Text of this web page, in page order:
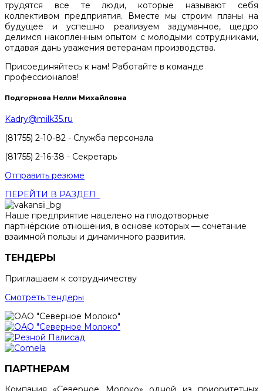
трудятся все те люди, которые называют себя
коллективом предприятия. Вместе мы строим планы на
будущее и успешно реализуем задуманное, щедро
делимся накопленным опытом с молодыми сотрудниками,
отдавая дань уважения ветеранам производства.
Присоединяйтесь к нам! Работайте в команде
профессионалов!
Подгорнова Нелли Михайловна
Kadry@milk35.ru
(81755) 2-10-82 - Служба персонала
(81755) 2-16-38 - Секретарь
Отправить резюме
ПЕРЕЙТИ В РАЗДЕЛ
Наше предприятие нацелено на плодотворные
партнёрские отношения, в основе которых — сочетание
взаимной пользы и динамичного развития.
ТЕНДЕРЫ
Приглашаем к сотрудничеству
Смотреть тендеры
ПАРТНЕРАМ